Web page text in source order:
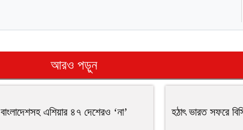
আরও পড়ুন
বাংলাদেশসহ এশিয়ার ৪৭ দেশেরও ‘না’ হঠাৎ ভারত সফরে